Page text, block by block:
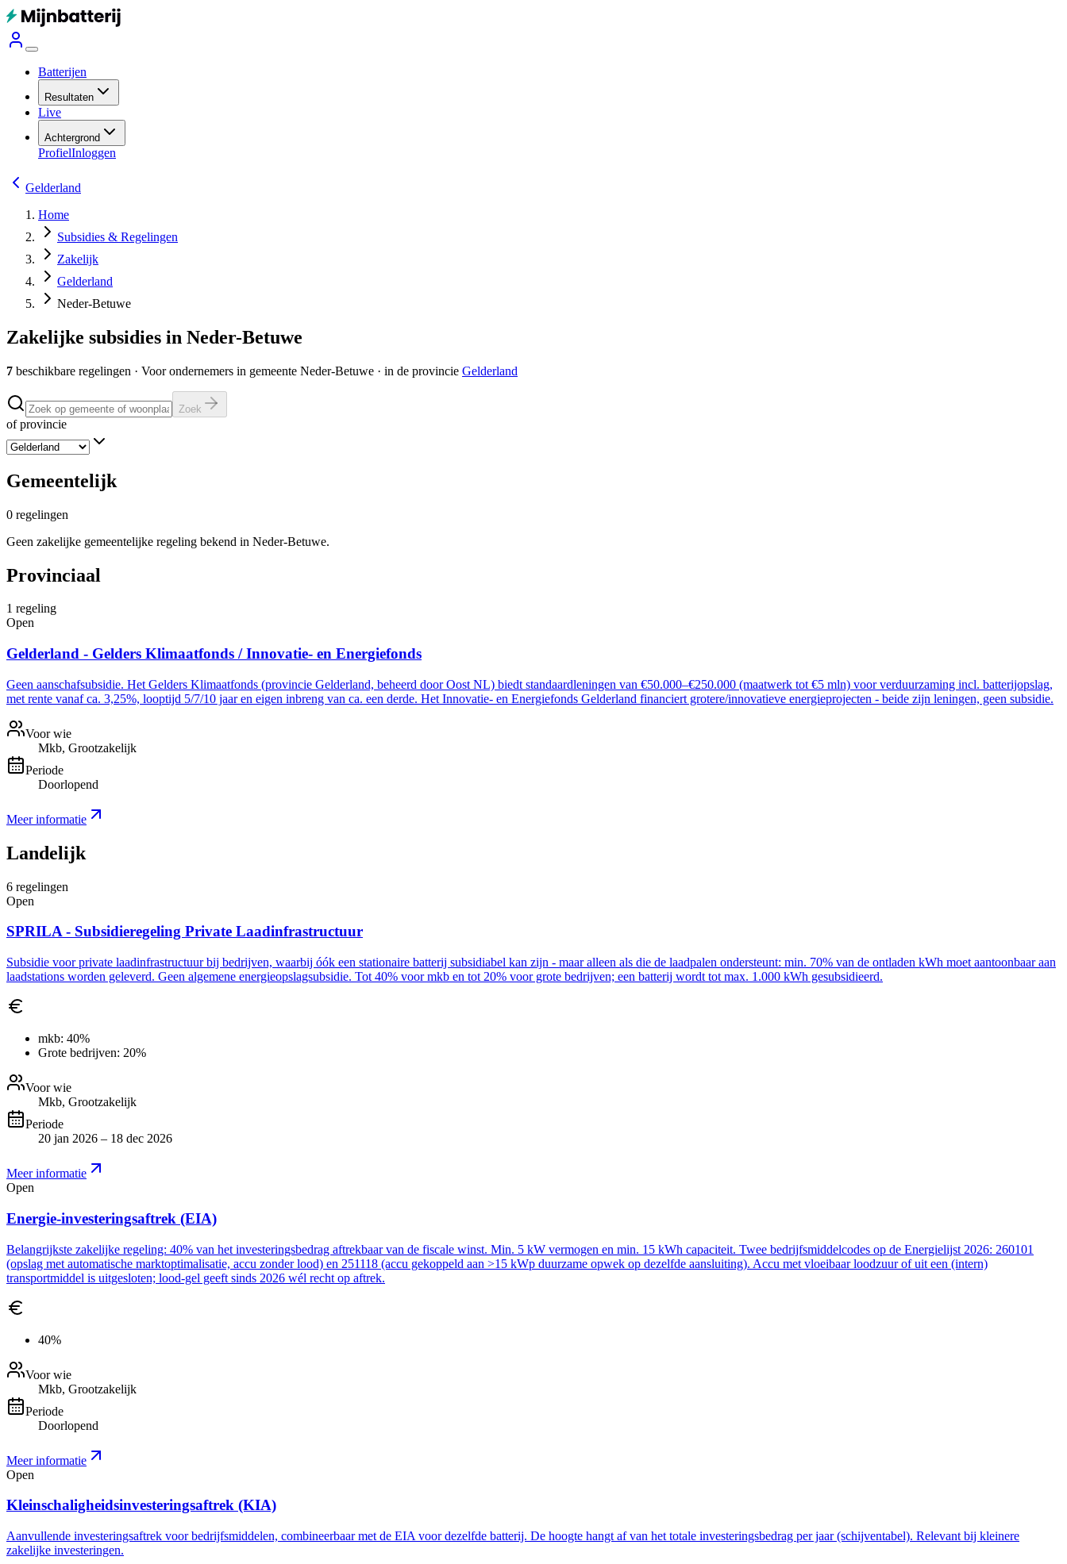
Batterijen
Resultaten
Live
Achtergrond
ProfielInloggen
Gelderland
Home
Subsidies & Regelingen
Zakelijk
Gelderland
Neder-Betuwe
Zakelijke subsidies in Neder-Betuwe
7 beschikbare regelingen · Voor ondernemers in gemeente Neder-Betuwe · in de provincie Gelderland
Zoek
of provincie
Gemeentelijk
0 regelingen
Geen zakelijke gemeentelijke regeling bekend in Neder-Betuwe.
Provinciaal
1 regeling
Open
Gelderland - Gelders Klimaatfonds / Innovatie- en Energiefonds
Geen aanschafsubsidie. Het Gelders Klimaatfonds (provincie Gelderland, beheerd door Oost NL) biedt standaardleningen van €50.000–€250.000 (maatwerk tot €5 mln) voor verduurzaming incl. batterijopslag,
met rente vanaf ca. 3,25%, looptijd 5/7/10 jaar en eigen inbreng van ca. een derde. Het Innovatie- en Energiefonds Gelderland financiert grotere/innovatieve energieprojecten - beide zijn leningen, geen subsidie.
Voor wie
Mkb, Grootzakelijk
Periode
Doorlopend
Meer informatie
Landelijk
6 regelingen
Open
SPRILA - Subsidieregeling Private Laadinfrastructuur
Subsidie voor private laadinfrastructuur bij bedrijven, waarbij óók een stationaire batterij subsidiabel kan zijn - maar alleen als die de laadpalen ondersteunt: min. 70% van de ontladen kWh moet aantoonbaar aan
laadstations worden geleverd. Geen algemene energieopslagsubsidie. Tot 40% voor mkb en tot 20% voor grote bedrijven; een batterij wordt tot max. 1.000 kWh gesubsidieerd.
mkb: 40%
Grote bedrijven: 20%
Voor wie
Mkb, Grootzakelijk
Periode
20 jan 2026 – 18 dec 2026
Meer informatie
Open
Energie-investeringsaftrek (EIA)
Belangrijkste zakelijke regeling: 40% van het investeringsbedrag aftrekbaar van de fiscale winst. Min. 5 kW vermogen en min. 15 kWh capaciteit. Twee bedrijfsmiddelcodes op de Energielijst 2026: 260101
(opslag met automatische marktoptimalisatie, accu zonder lood) en 251118 (accu gekoppeld aan >15 kWp duurzame opwek op dezelfde aansluiting). Accu met vloeibaar loodzuur of uit een (intern)
transportmiddel is uitgesloten; lood-gel geeft sinds 2026 wél recht op aftrek.
40%
Voor wie
Mkb, Grootzakelijk
Periode
Doorlopend
Meer informatie
Open
Kleinschaligheidsinvesteringsaftrek (KIA)
Aanvullende investeringsaftrek voor bedrijfsmiddelen, combineerbaar met de EIA voor dezelfde batterij. De hoogte hangt af van het totale investeringsbedrag per jaar (schijventabel). Relevant bij kleinere
zakelijke investeringen.